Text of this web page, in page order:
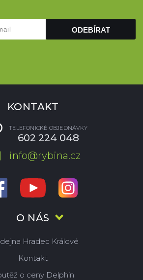
ODEBÍRAT
O NÁS
Hradec Králové
Kontakt
o ceny Delphin
KONTAKT
TELEFONICKÉ OBJEDNÁVKY
602 224 048
info@rybina.cz